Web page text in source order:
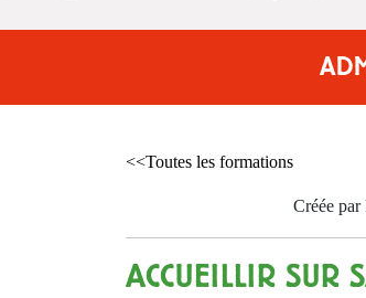
<<Toutes les formations
Créée
ACCUEILLIR